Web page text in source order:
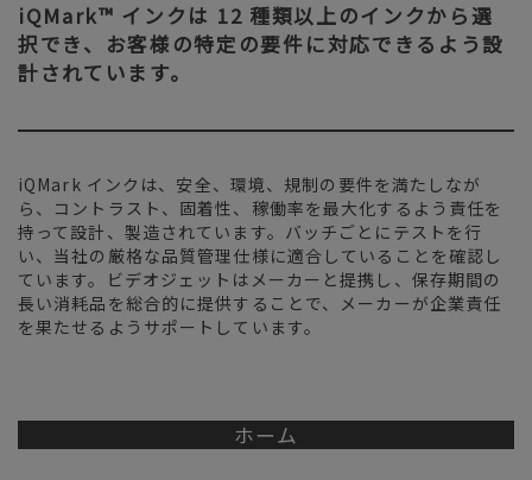
iQMark™︎ インクは 12 種類以上のインクから選
択でき、お客様の特定の要件に対応できるよう設
計されています。
iQMark インクは、安全、環境、規制の要件を満たしなが
ら、コントラスト、固着性、稼働率を最大化するよう責任を
持って設計、製造されています。バッチごとにテストを行
い、当社の厳格な品質管理仕様に適合していることを確認し
ています。ビデオジェットはメーカーと提携し、保存期間の
長い消耗品を総合的に提供することで、メーカーが企業責任
を果たせるようサポートしています。
ホーム